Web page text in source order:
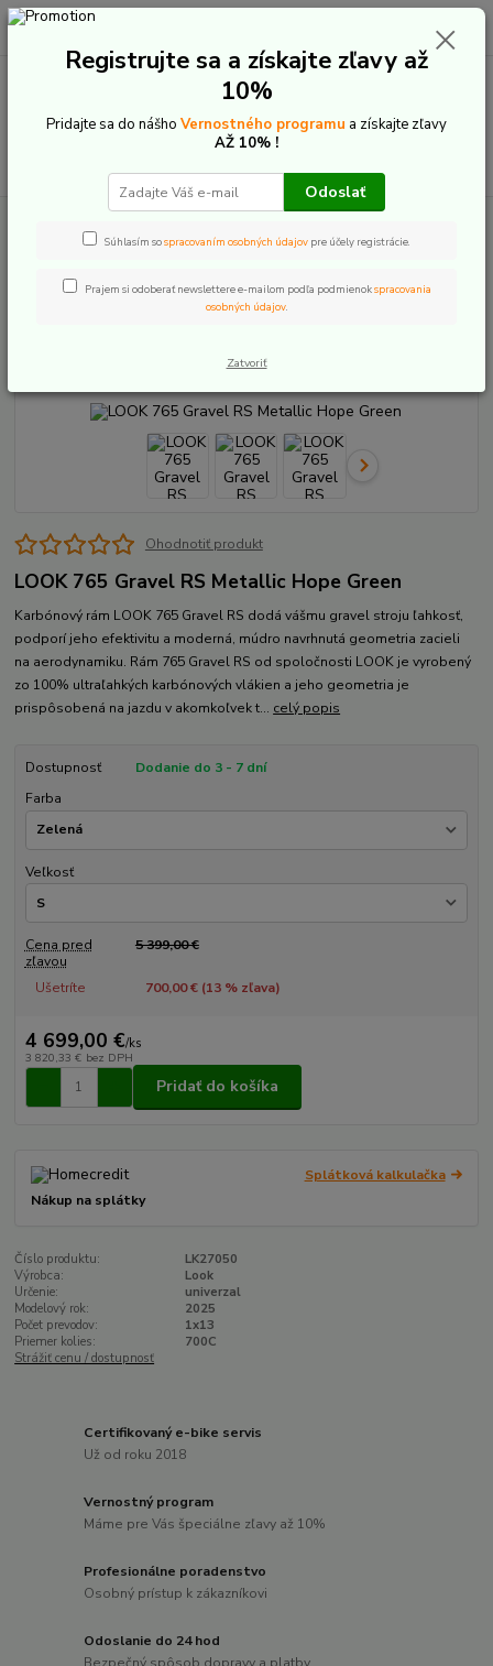
+421 907 20 22 33
0,00 €
LOOK 765 Gravel RS Metallic
Ohodnotiť produkt
LOOK 765 Gravel RS Metallic Hope Green
Karbónový rám LOOK 765 Gravel RS dodá vášmu gravel stroju ľahkosť,
podporí jeho efektivitu a moderná, múdro navrhnutá geometria zacieli
na aerodynamiku. Rám 765 Gravel RS od spoločnosti LOOK je vyrobený
zo 100% ultraľahkých karbónových vlákien a jeho geometria je
prispôsobená na jazdu v akomkoľvek t... celý popis
Dostupnosť
Dodanie do 3 - 7 dní
Farba
Veľkosť
Cena pred
zľavou
5 399,00 €
Ušetríte 700,00 € (13% zľava)
4 699,00 €/ks
3 820,33 € bez DPH
Pridať do košíka
Splátková kalkulačka
Nákup na splátky
Číslo produktu:
LK27050
Výrobca:
Look
Určenie:
univerzal
Modelový rok:
2025
Počet prevodov:
1x13
Priemer kolies:
700C
Strážiť cenu / dostupnosť
Certifikovaný e-bike servis
Už od roku 2018
Vernostný program
Máme pre Vás špeciálne zľavy až 10%
Profesionálne poradenstvo
Osobný prístup k zákazníkovi
Odoslanie do 24 hod
Bezpečný spôsob dopravy a platby
Registrujte sa a získajte zľavy až
10%
Pridajte sa do nášho Vernostného programu a získajte zľavy
AŽ 10% !
Odoslať
Súhlasím sospracovaním osobných údajov pre účely registrácie.
Prajem si odoberať newslettere e-mailom podľa podmienokspracovania
osobných údajov.
Zatvoriť